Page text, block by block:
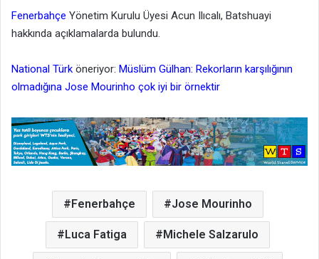
Fenerbahçe Yönetim Kurulu Üyesi Acun Ilıcalı, Batshuayi
hakkında açıklamalarda bulundu.
National Türk öneriyor: Müslüm Gülhan: Rekorların karşılığının
olmadığına Jose Mourinho çok iyi bir örnektir
Fenerbahçe Jose Mourinho
Luca Fatiga Michele Salzarulo